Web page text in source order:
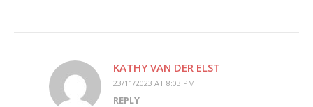
KATHY VAN DER ELST
23/11/2023 AT 8:03 PM
REPLY